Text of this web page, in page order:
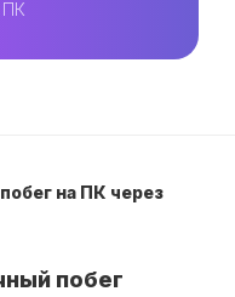
ПК
побег